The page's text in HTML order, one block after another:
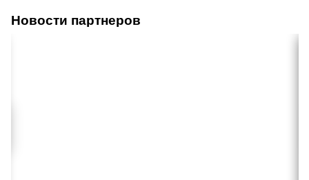
Новости партнеров